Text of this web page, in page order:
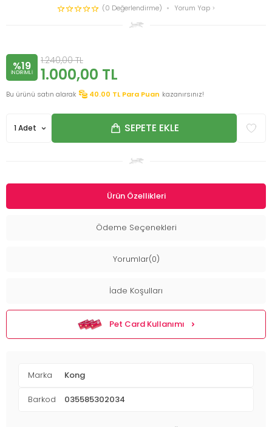
(0 Değerlendirme)
Yorum Yap
%19
INDIRIMLI
1.240,00TL
1.000,00 TL
Bu ürünü satın alarak 40.00 TL Para Puan kazanırsınız!
SEPETE EKLE
Ürün Özellikleri
Ödeme Seçenekleri
Yorumlar(0)
İade Koşulları
Pet Card Kullanımı
Marka Kong
Barkod 035585302034